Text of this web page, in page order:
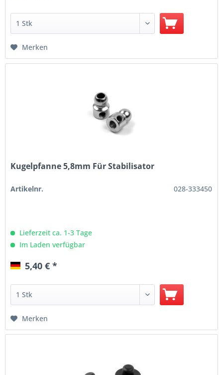
Merken
Kugelpfanne 5,8mm Für Stabilisator
Artikelnr. 028-333450
Lieferzeit ca. 1-3 Tage
Im Laden verfügbar
5,40 € *
Merken